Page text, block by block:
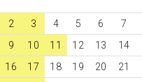
2
3 4 5 6 7
9
10 11 12 13 14
16
17 18 19 20 21